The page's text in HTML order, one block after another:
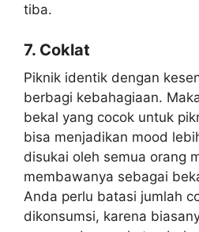
tiba.
7. Coklat
Piknik identik dengan
berbagi kebahagiaan.
bekal yang cocok untuk
bisa menjadikan mood
disukai oleh semua orang
membawanya sebagai
Anda perlu batasi jumlah
dikonsumsi, karena